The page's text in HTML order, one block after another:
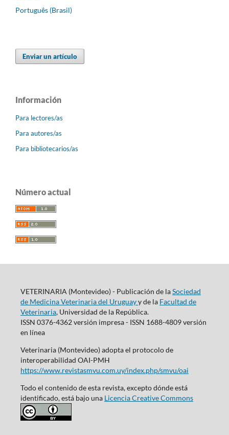
Português (Brasil)
Enviar un artículo
Información
Para lectores/as
Para autores/as
Para bibliotecarios/as
Número actual
VETERINARIA (Montevideo) - Publicación de laSociedad
de Medicina Veterinaria del Uruguayy de la Facultad de
Veterinaria, Universidad de la República.
ISSN 0376-4362 versión impresa - ISSN 1688-4809 versión
en línea
Veterinaria (Montevideo) adopta el protocolo de
interoperabilidad OAI-PMH
https://www.revistasmvu.com.uy/index.php/smvu/oai
Todo el contenido de esta revista, excepto dónde está
identificado, está bajo una Licencia Creative Commons